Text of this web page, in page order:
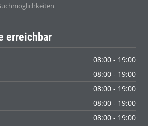
erreichbar
08:00 - 19:00
08:00 - 19:00
08:00 - 19:00
08:00 - 19:00
08:00 - 19:00